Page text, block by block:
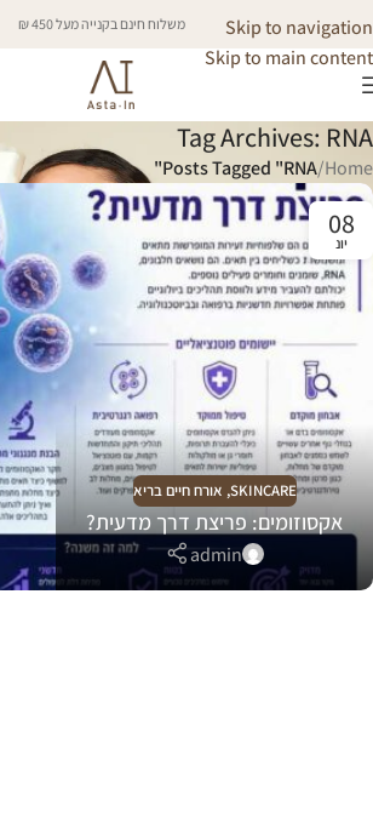
Skip to navigation
Skip to main content
משלוח חינם בקנייה מעל 450 ₪
Tag Archives: RNA
Home
/
Posts Tagged "RNA"
08
יונ
SKINCARE
, אורח חיים בריא
אקסוזומים: פריצת דרך מדעית?
admin